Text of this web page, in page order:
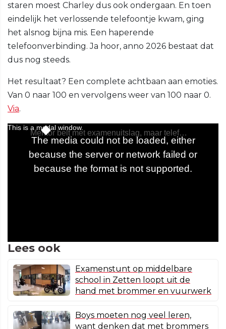
staren moest Charley dus ook ondergaan. En toen
eindelijk het verlossende telefoontje kwam, ging
het alsnog bijna mis. Een haperende
telefoonverbinding. Ja hoor, anno 2026 bestaat dat
dus nog steeds.
Het resultaat? Een complete achtbaan aan emoties.
Van 0 naar 100 en vervolgens weer van 100 naar 0.
Via.
Lees ook
Examenstunt op middelbare
school in Zetten loopt uit de
hand met brommer en vuurwerk
Boys moeten nog veel leren,
want denken dat met brommers